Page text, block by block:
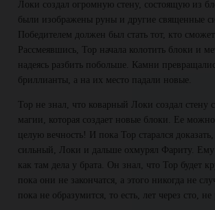
Локи создал огромную стену, состоящую из
были изображены руны и другие священные
Победителем должен был стать тот, кто
Рассмеявшись, Тор начала колотить блоки и
надеясь разбить побольше. Камни
бриллианты, а на их место падали новые.
Тор не знал, что коварный Локи создал
магии, которая создает новые блоки. Ее можно
целую вечность! И пока Тор старался
сильный, Локи и дальше охмурял Фариту. Ему
как там дела у брата. Он знал, что Тор будет
пока они не закончатся, а этого никогда не
пока не образумится, то есть, лет через сто,